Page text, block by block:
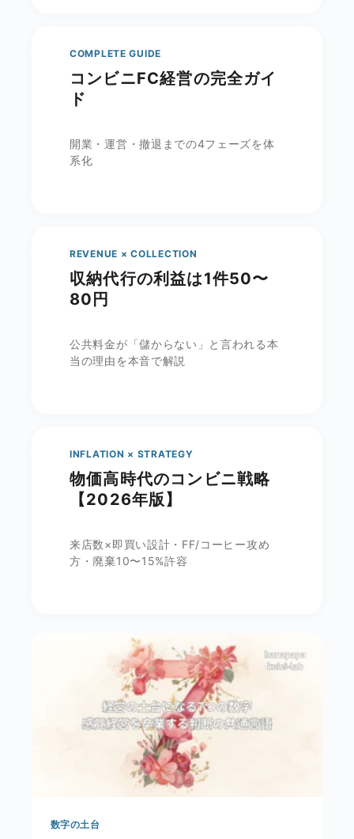
COMPLETE GUIDE
コンビニFC経営の完全ガイ
ド
開業・運営・撤退までの4フェーズを体
系化
REVENUE × COLLECTION
収納代行の利益は1件50〜
80円
公共料金が「儲からない」と言われる本
当の理由を本音で解説
INFLATION × STRATEGY
物価高時代のコンビニ戦略
【2026年版】
来店数×即買い設計・FF/コーヒー攻め
方・廃棄10〜15%許容
数字の土台